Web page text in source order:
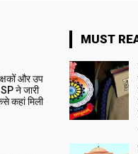
और उप
SP ने जारी
कहां मिली
MUST